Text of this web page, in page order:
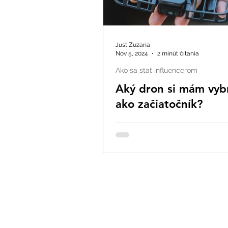
Aký dron si mám
ako začiatočník?
Ako sa stať influencerom
Just Zuzana
Nov 5, 2024
2 minút čítania